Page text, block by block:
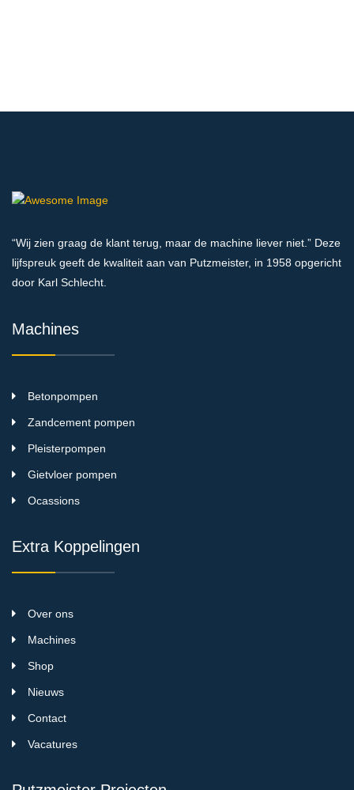
“Wij zien graag de klant terug, maar de machine liever niet.” Deze
lijfspreuk geeft de kwaliteit aan van Putzmeister, in 1958 opgericht
door Karl Schlecht.
Machines
Betonpompen
Zandcement pompen
Pleisterpompen
Gietvloer pompen
Ocassions
Extra Koppelingen
Over ons
Machines
Shop
Nieuws
Contact
Vacatures